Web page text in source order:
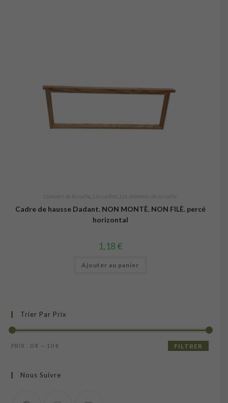
L'univers de la ruche , Les cadres, Les éléments de la ruche
Cadre de hausse Dadant. NON MONTÈ. NON FILÈ. percé
horizontal
1,18€
Ajouter au panier
Trier Par Prix
Prix
Prix
FILTRER
PRIX : 0 € — 10 €
Nous Suivre